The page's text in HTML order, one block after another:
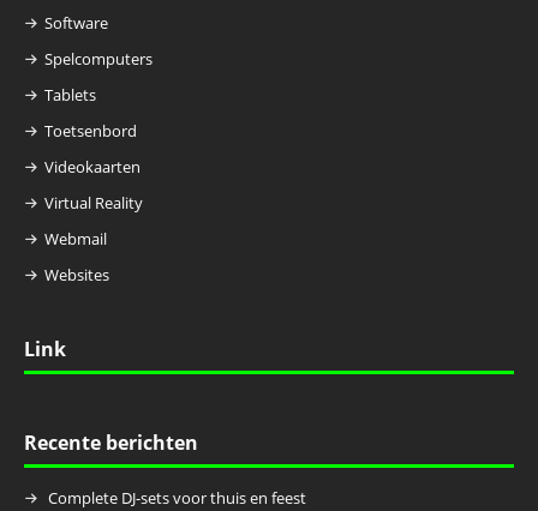
Software
Spelcomputers
Tablets
Toetsenbord
Videokaarten
Virtual Reality
Webmail
Websites
Link
Recente berichten
Complete DJ-sets voor thuis en feest